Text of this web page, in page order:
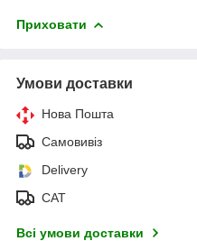
Приховати
Умови доставки
Нова Пошта
Самовивіз
Delivery
САТ
Всі умови доставки